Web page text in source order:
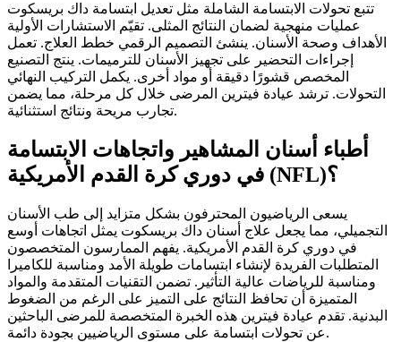
تتبع تحولات الابتسامة الشاملة مثل تعديل ابتسامة داك بريسكوت
عمليات منهجية لضمان النتائج المثلى. تقيّم الاستشارات الأولية
الأهداف وصحة الأسنان. ينشئ التصميم الرقمي خطط العلاج. تعمل
إجراءات التحضير على تجهيز الأسنان للترميمات. ينتج التصنيع
المخصص قشورًا دقيقة أو مواد أخرى. يكمل التركيب النهائي
التحولات. ترشد عيادة فيترين المرضى خلال كل مرحلة، مما يضمن
تجارب مريحة ونتائج استثنائية.
أطباء أسنان المشاهير واتجاهات الابتسامة
في دوري كرة القدم الأمريكية (NFL)؟
يسعى الرياضيون المحترفون بشكل متزايد إلى طب الأسنان
التجميلي، مما يجعل علاج أسنان داك بريسكوت يمثل اتجاهات أوسع
في دوري كرة القدم الأمريكية. يفهم الممارسون المتخصصون
المتطلبات الفريدة لإنشاء ابتسامات طويلة الأمد ومناسبة للكاميرا
ومناسبة للرياضات عالية التأثير. تضمن التقنيات المتقدمة والمواد
المتميزة أن تحافظ النتائج على التميز على الرغم من الضغوط
البدنية. تقدم عيادة فيترين هذه الخبرة المتخصصة للمرضى الباحثين
عن تحولات ابتسامة على مستوى الرياضيين بجودة دائمة.